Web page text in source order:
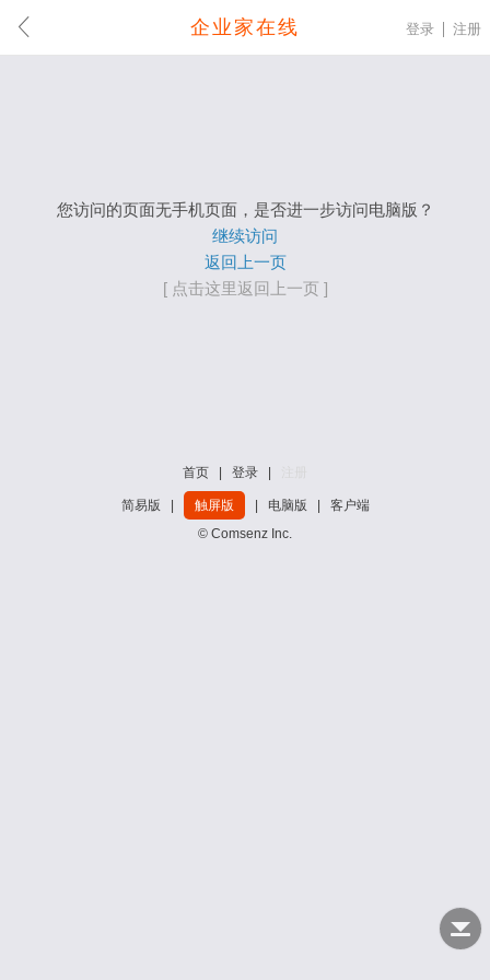
企业家在线 登录 注册
您访问的页面无手机页面，是否进一步访问电脑版？
继续访问
返回上一页
[ 点击这里返回上一页 ]
首页 登录
简易版 触屏版 电脑版
客户端
© Comsenz Inc.